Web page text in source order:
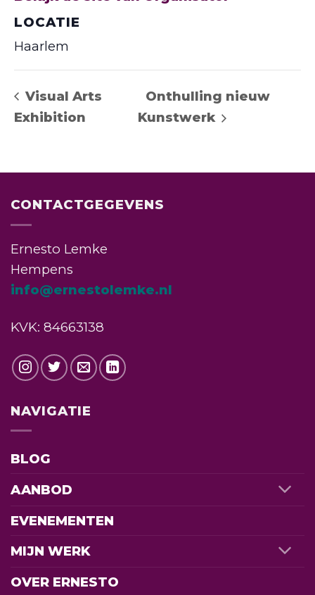
LOCATIE
Haarlem
Visual Arts
Exhibition
Onthulling nieuw
Kunstwerk
CONTACTGEGEVENS
Ernesto Lemke
Hempens
info@ernestolemke.nl
KVK: 84663138
NAVIGATIE
BLOG
AANBOD
EVENEMENTEN
MIJN WERK
OVER ERNESTO